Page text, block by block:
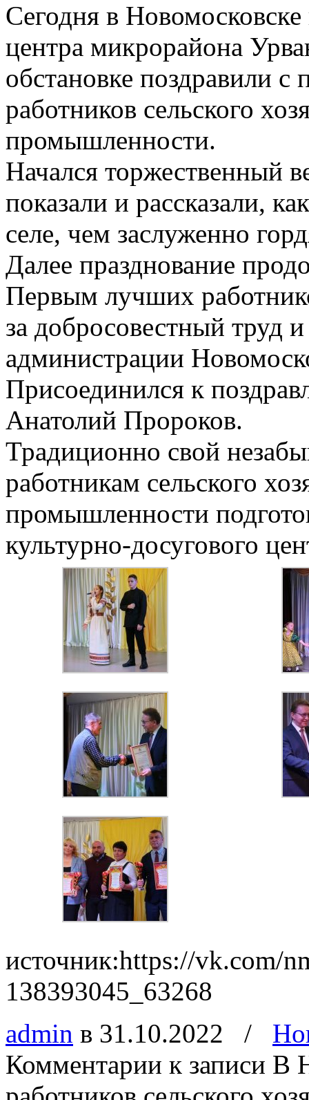
Сегодня в Новомосковске
центра микрорайона
обстановке поздравили
работников сельского
промышленности.
Начался торжественный
показали и рассказали,
селе, чем заслуженно
Далее празднование
Первым лучших
за добросовестный труд
администрации
Присоединился к
Анатолий Пророков.
Традиционно свой
работникам сельского
промышленности
культурно-досугового
источник:https://vk.com/
138393045_63268
admin в 31.10.2022 /
Комментарии к записи В